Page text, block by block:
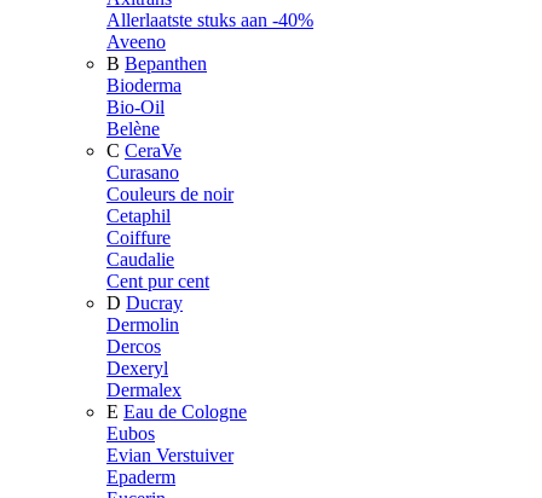
Allerlaatste stuks aan -40%
Aveeno
B Bepanthen
Bioderma
Bio-Oil
Belène
C CeraVe
Curasano
Couleurs de noir
Cetaphil
Coiffure
Caudalie
Cent pur cent
D Ducray
Dermolin
Dercos
Dexeryl
Dermalex
E Eau de Cologne
Eubos
Evian Verstuiver
Epaderm